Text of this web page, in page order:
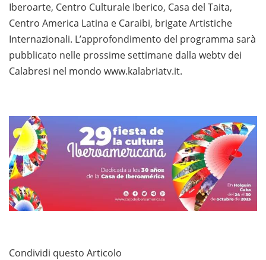
Iberoarte, Centro Culturale Iberico, Casa del Taita,
Centro America Latina e Caraibi, brigate Artistiche
Internazionali. L’approfondimento del programma sarà
pubblicato nelle prossime settimane dalla webtv dei
Calabresi nel mondo www.kalabriatv.it.
Condividi questo Articolo